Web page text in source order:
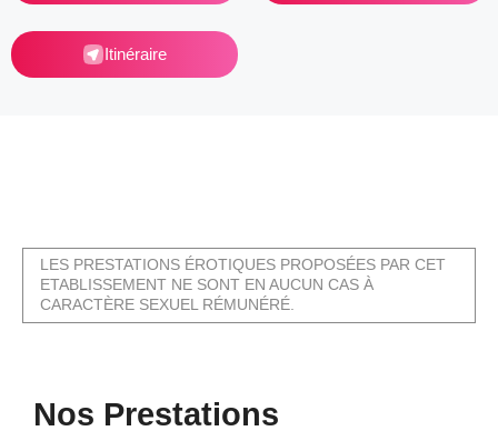
Itinéraire
LES PRESTATIONS ÉROTIQUES PROPOSÉES PAR CET
ETABLISSEMENT NE SONT EN AUCUN CAS À
CARACTÈRE SEXUEL RÉMUNÉRÉ.
Nos Prestations